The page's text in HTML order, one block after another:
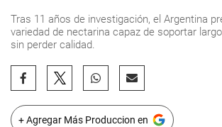
Tras 11 años de investigación, el Argentina
variedad de nectarina capaz de soportar
sin perder calidad.
+ Agregar Más Produccion en